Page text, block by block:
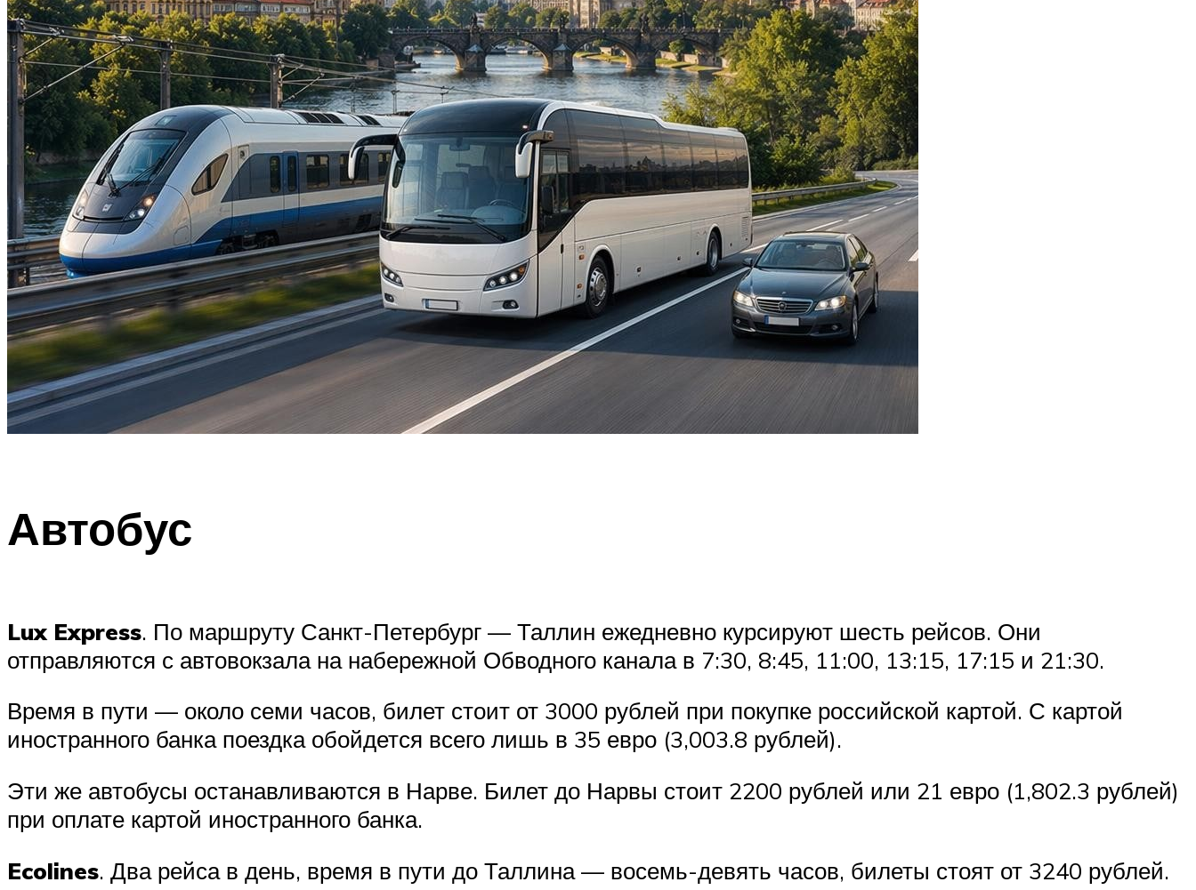
Автобус
Lux Express. По маршруту Санкт-Петербург — Таллин ежедневно курсируют шесть рейсов. Они
отправляются с автовокзала на набережной Обводного канала в 7:30, 8:45, 11:00, 13:15, 17:15 и 21:30.
Время в пути — около семи часов, билет стоит от 3000 рублей при покупке российской картой. С картой
иностранного банка поездка обойдется всего лишь в 35 евро (3,003.8 рублей).
Эти же автобусы останавливаются в Нарве. Билет до Нарвы стоит 2200 рублей или 21 евро (1,802.3 рублей)
при оплате картой иностранного банка.
Ecolines. Два рейса в день, время в пути до Таллина — восемь-девять часов, билеты стоят от 3240 рублей.